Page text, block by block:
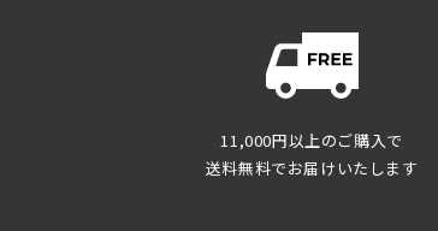
11,000円以上のご購入で
送料無料でお届けいたします